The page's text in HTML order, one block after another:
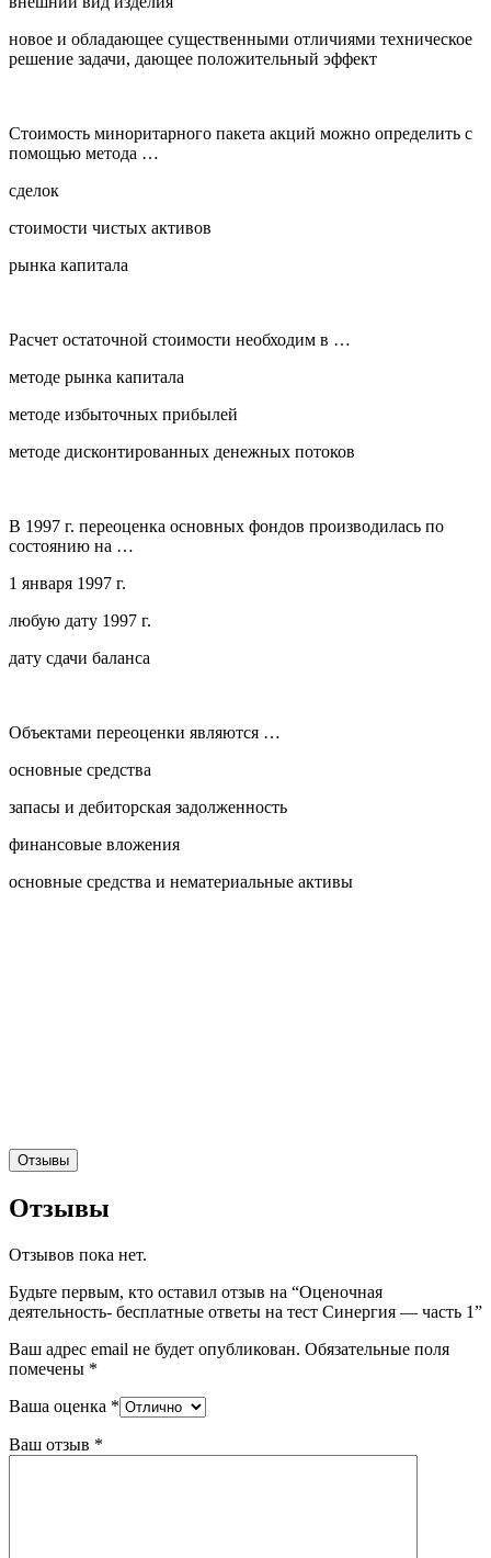
новое и обладающее существенными отличиями техническое
решение задачи, дающее положительный эффект
Стоимость миноритарного пакета акций можно определить с
помощью метода …
сделок
стоимости чистых активов
рынка капитала
Расчет остаточной стоимости необходим в …
методе рынка капитала
методе избыточных прибылей
методе дисконтированных денежных потоков
В 1997 г. переоценка основных фондов производилась по
состоянию на …
1 января 1997 г.
любую дату 1997 г.
дату сдачи баланса
Объектами переоценки являются …
основные средства
запасы и дебиторская задолженность
финансовые вложения
основные средства и нематериальные активы
Отзывы
Отзывы
Отзывов пока нет.
Будьте первым, кто оставил отзыв на “Оценочная
деятельность- бесплатные ответы на тест Синергия — часть 1”
Ваш адрес email не будет опубликован. Обязательные поля
помечены *
Ваша оценка *
Ваш отзыв *